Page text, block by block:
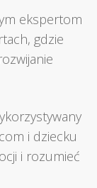
ekspertom
gdzie
i dziecku
i rozumieć